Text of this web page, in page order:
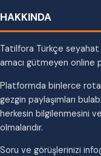
HAKKINDA
Tatilfora Türkçe seyahat
amacı gütmeyen online
Platformda binlerce
gezgin paylaşımları
herkesin bilgilenmesini
olmalarıdır.
Soru ve görüşlerinizi